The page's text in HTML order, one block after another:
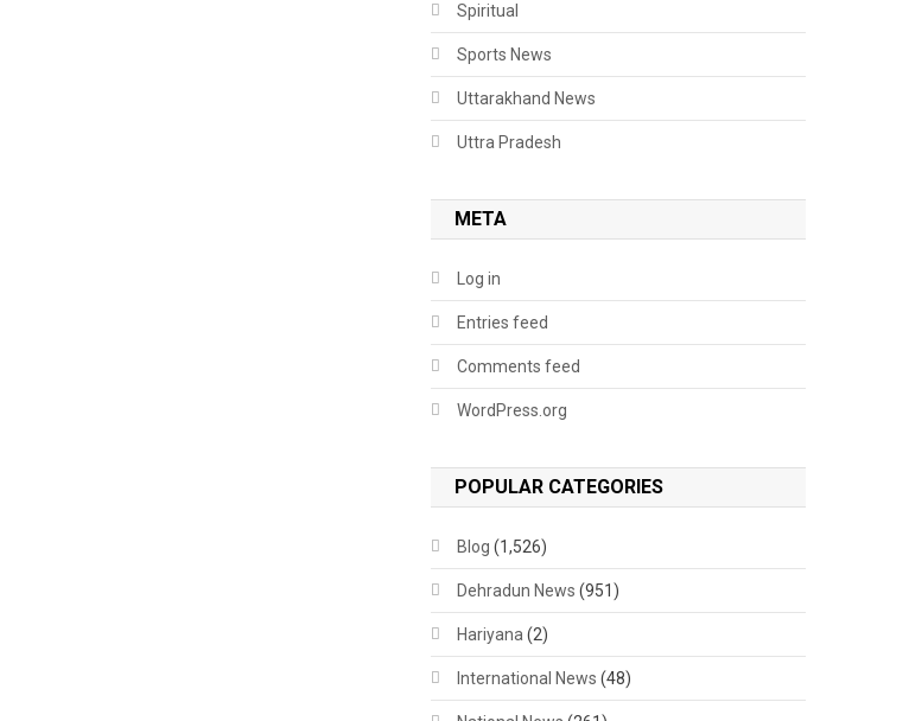
Spiritual
Sports News
Uttarakhand News
Uttra Pradesh
META
Log in
Entries feed
Comments feed
WordPress.org
POPULAR CATEGORIES
Blog (1,526)
Dehradun News (951)
Hariyana (2)
International News (48)